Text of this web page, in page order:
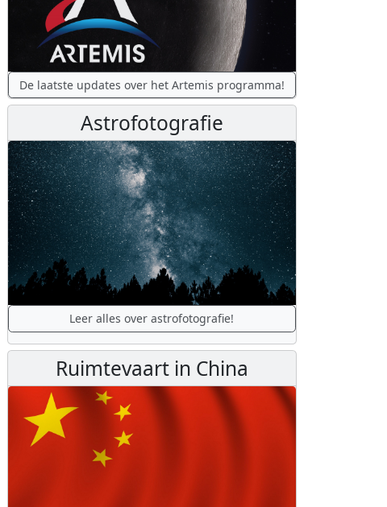
De laatste updates over het Artemis programma!
Astrofotografie
Leer alles over astrofotografie!
Ruimtevaart in China